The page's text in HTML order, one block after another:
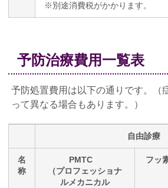
※別途消費税がかかります。
予防治療費用一覧表
予防処置費用は以下の通りです。（
って異なる場合もあります。）
自由診療
名
称
PMTC
（プロフェッショナ
ルメカニカル
フッ